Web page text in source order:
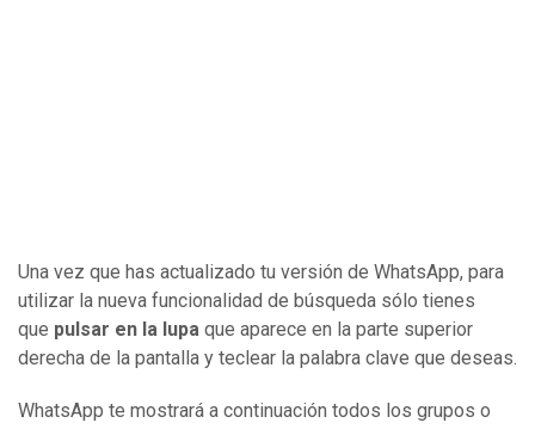
Una vez que has actualizado tu versión de WhatsApp, para
utilizar la nueva funcionalidad de búsqueda sólo tienes
que pulsar en la lupa que aparece en la parte superior
derecha de la pantalla y teclear la palabra clave que deseas.
WhatsApp te mostrará a continuación todos los grupos o